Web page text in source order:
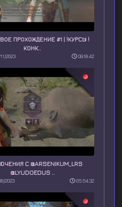
ПРОХОЖДЕНИЕ #1 | !КУРСЫ !
КОНК..
2023 09:18:42
С @ARSENIKUM_LRS
@LYUDOEDUS ..
2023 05:54:32